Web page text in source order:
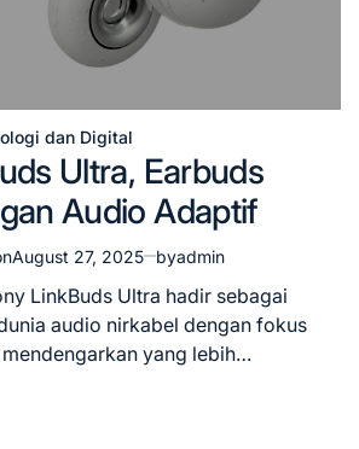
dan Digital
Ultra, Earbuds
Audio Adaptif
August 27, 2025 byadmin
LinkBuds Ultra hadir sebagai
audio nirkabel dengan fokus
yang lebih…